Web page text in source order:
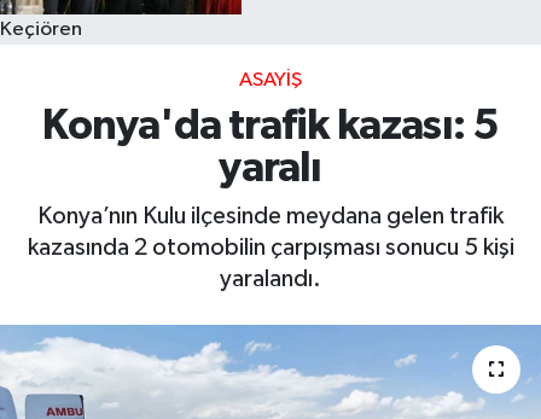
Keçiören
ASAYIŞ
Konya'da trafik kazası: 5
yaralı
Konya’nın Kulu ilçesinde meydana gelen trafik
kazasında 2 otomobilin çarpışması sonucu 5 kişi
yaralandı.